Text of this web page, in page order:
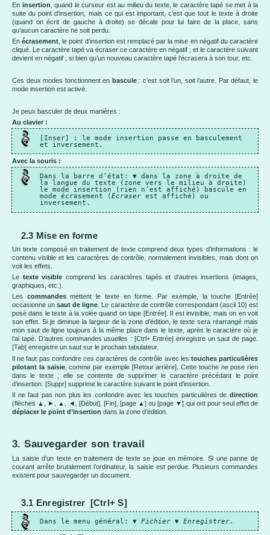
En insertion , quand le curseur est au milieu du texte, le caractère tapé se met à la
suite du point d’insertion, mais ce qui est important, c’est que tout le texte à droite
(quand on écrit de gauche à droite) se décale pour lui faire de la place, sans
qu’aucun caractère ne soit perdu.
Enécrasement , le point d’insertion est remplacé par la mise en négatif du caractère
cliqué. Le caractère tapé va écraser ce caractère en négatif ; et le caractère suivant
devient en négatif ; si bien qu’un nouveau caractère tapé l’écrasera à son tour, etc.
Ces deux modes fonctionnent en bascule: c’est soit l’un, soit l’autre. Par défaut, le
mode insertion est activé.
Je peux basculer de deux manières :
Au clavier :
[Inser] : le mode insertion passe en basculement
et inversement.
Avec la souris :
Dans la barre d’état: ▼ dans la zone à droite de
la langue du texte (zone vers le milieu à droite)
le mode insertion (rien n’est affiché) bascule en
mode écrasement (Écraser est affiché) ou
inversement.
2.3 Mise en forme
Un texte composé en traitement de texte comprend deux types d’informations : le
contenu visible et les caractères de contrôle, normalement invisibles, mais dont on
voit les effets.
Le texte visible comprend les caractères tapés et d’autres insertions (images,
graphiques, etc.).
Les commandesmettent le texte en forme. Par exemple, la touche [Entrée]
occasionne unsaut de ligne. Le caractère de contrôle correspondant (ascii 10) est
posé dans le texte à la volée quand on tape [Entrée]. Il est invisible, mais on en voit
son effet. Si je diminue la largeur de la zone d’édition, le texte sera réarrangé mais
mon saut de ligne toujours à la même place dans le texte, après le caractère où je
l’ai tapé. D’autres commandes usuelles : [Ctrl+ Entrée] enregistre un saut de page.
[Tab] enregistre un saut sur le prochain tabulateur.
Il ne faut pas confondre ces caractères de contrôle avec les touches particulières
pilotant la saisie, comme par exemple [Retour arrière]. Cette touche ne pose rien
dans le texte ; elle se contente de supprimer le caractère précédant le point
d’insertion. [Suppr] supprime le caractère suivant le point d’insertion.
Il ne faut pas non plus les confondre avec les touches particulières de direction
(flèches ▲, ►, ▲, ◄, [Début], [Fin], [page ▲] ou [page ▼] qui ont pour seul effet de
déplacer le point d’insertion dans la zone d’édition.
3. Sauvegarder son travail
La saisie d’un texte en traitement de texte se joue en mémoire. Si une panne de
courant arrête brutalement l’ordinateur, la saisie est perdue. Plusieurs commandes
existent pour sauvegarder un document.
3.1 Enregistrer [Ctrl+ S]
Dans le menu général: ▼Fichier ▼Enregistrer.